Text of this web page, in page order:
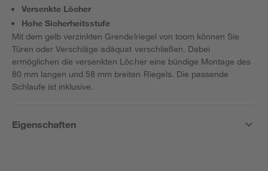
Versenkte Löcher
Hohe Sicherheitsstufe
Mit dem gelb verzinkten Grendelriegel von toom können Sie
Türen oder Verschläge adäquat verschließen. Dabei
ermöglichen die versenkten Löcher eine bündige Montage des
80 mm langen und 58 mm breiten Riegels. Die passende
Schlaufe ist inklusive.
Eigenschaften